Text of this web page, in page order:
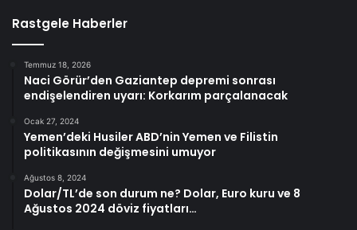
Rastgele Haberler
Temmuz 18, 2026
Naci Görür’den Gaziantep depremi sonrası
endişelendiren uyarı: Korkarım parçalanacak
Ocak 27, 2024
Yemen’deki Husiler ABD’nin Yemen ve Filistin
politikasının değişmesini umuyor
Ağustos 8, 2024
Dolar/TL’de son durum ne? Dolar, Euro kuru ve 8
Ağustos 2024 döviz fiyatları…